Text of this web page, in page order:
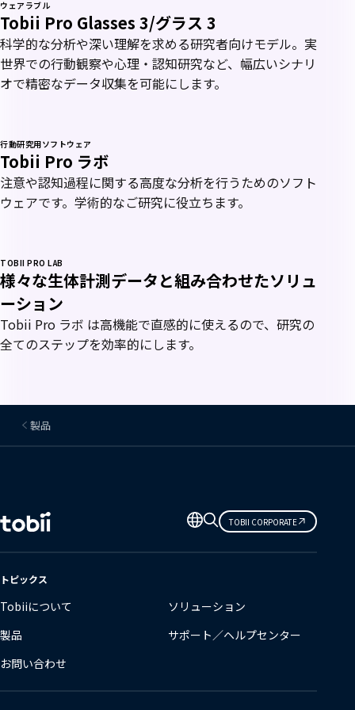
ウェアラブル
Tobii Pro Glasses 3/グラス 3
科学的な分析や深い理解を求める研究者向けモデル。実
世界での行動観察や心理・認知研究など、幅広いシナリ
オで精密なデータ収集を可能にします。
新バージョン
行動研究用ソフトウェア
Tobii Pro ラボ
注意や認知過程に関する高度な分析を行うためのソフト
ウェアです。学術的なご研究に役立ちます。
TOBII PRO LAB
様々な生体計測データと組み合わせたソリュ
ーション
Tobii Pro ラボ は高機能で直感的に使えるので、研究の
全てのステップを効率的にします。
製品
言
語
の
更
TOBII CORPORATE
トピックス
Tobiiについて
ソリューション
製品
サポート／ヘルプセンター
お問い合わせ